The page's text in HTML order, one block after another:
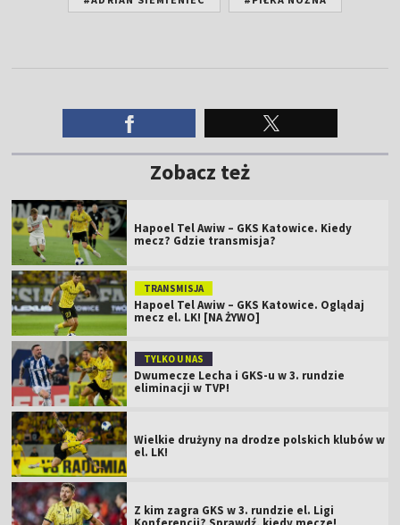
Zobacz też
Hapoel Tel Awiw – GKS Katowice. Kiedy
mecz? Gdzie transmisja?
TRANSMISJA
Hapoel Tel Awiw – GKS Katowice. Oglądaj
mecz el. LK! [NA ŻYWO]
TYLKO U NAS
Dwumecze Lecha i GKS-u w 3. rundzie
eliminacji w TVP!
Wielkie drużyny na drodze polskich klubów w
el. LK!
Z kim zagra GKS w 3. rundzie el. Ligi